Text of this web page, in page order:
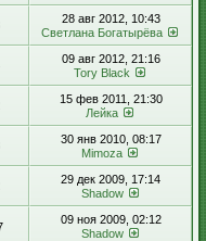
28 авг 2012, 10:43
Светлана Богатырёва
09 авг 2012, 21:16
Tory Black
15 фев 2011, 21:30
Лейка
30 янв 2010, 08:17
Mimoza
29 дек 2009, 17:14
Shadow
09 ноя 2009, 02:12
Shadow